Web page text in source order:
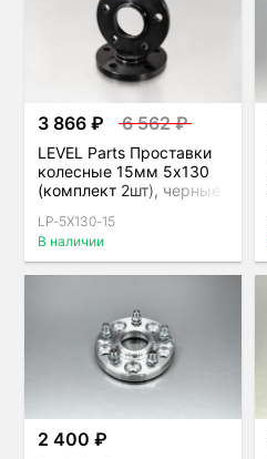
3 866 ₽ 6 562 ₽
LEVEL Parts Проставки
колесные 15мм 5х130
(комплект 2шт), черные
LP-5X130-15
В наличии
2 400 ₽